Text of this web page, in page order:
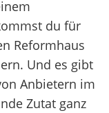
du für
Reformhaus
Und es gibt
Anbietern im
Zutat ganz